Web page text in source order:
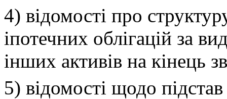
4) відомості про
іпотечних облігацій за
інших активів на кінець
5) відомості щодо